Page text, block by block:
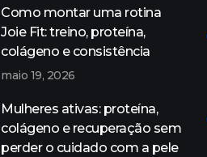
Como montar uma rotina
Joie Fit: treino, proteína,
colágeno e consistência
maio 19, 2026
Mulheres ativas: proteína,
colágeno e recuperação sem
perder o cuidado com a pele